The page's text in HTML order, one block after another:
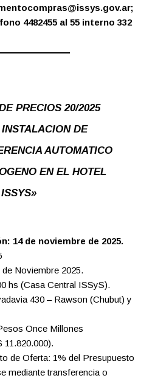
4482455 al 55 interno 332
PRECIOS 20/2025
DE
AUTOMATICO
EN EL HOTEL
14 de noviembre de 2025.
Noviembre 2025.
hs (Casa Central ISSyS).
430 – Rawson (Chubut) y
Once Millones
11.820.000).
de Oferta: 1% del Presupuesto
mediante transferencia o